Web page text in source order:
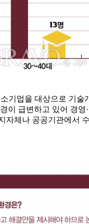
기업을 대상으로 기
급변하고 있어 경
체나 공공기관에서